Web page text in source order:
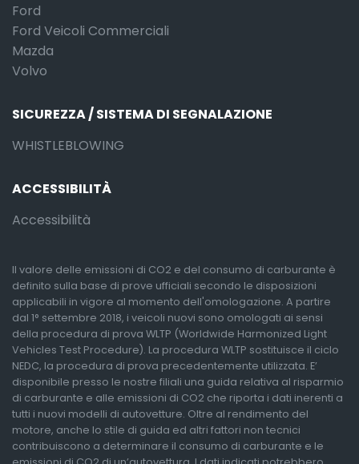
Ford
Ford Veicoli Commerciali
Mazda
Volvo
SICUREZZA / SISTEMA DI SEGNALAZIONE
WHISTLEBLOWING
ACCESSIBILITÀ
Accessibilità
Il valore delle emissioni di CO2 e del consumo di carburante è
definito sulla base di prove ufficiali secondo le disposizioni
applicabili in vigore al momento dell'omologazione. A partire
dal 1° settembre 2018, i veicoli nuovi sono omologati ai sensi
della procedura di prova WLTP (Worldwide Harmonized Light
Vehicles Test Procedure). La procedura WLTP sostituisce il ciclo
NEDC, la procedura di prova precedentemente utilizzata. E’
disponibile presso le nostre filiali una guida relativa al risparmio
di carburante e alle emissioni di CO2 che riporta i dati inerenti a
tutti i nuovi modelli di autovetture. Oltre al rendimento del
motore, anche lo stile di guida ed altri fattori non tecnici
contribuiscono a determinare il consumo di carburante e le